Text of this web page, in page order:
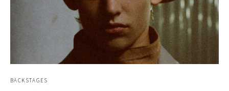
BACKSTAGES